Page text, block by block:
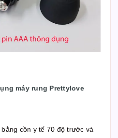
máy rung Prettylove
cồn y tế 70 độ trước và